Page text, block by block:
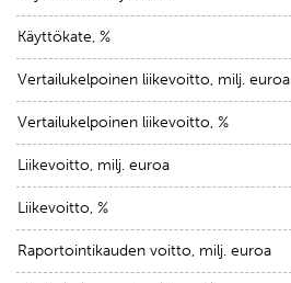
Käyttökate, %
Vertailukelpoinen liikevoitto, milj. euroa
Vertailukelpoinen liikevoitto, %
Liikevoitto, milj. euroa
Liikevoitto, %
Raportointikauden voitto, milj. euroa